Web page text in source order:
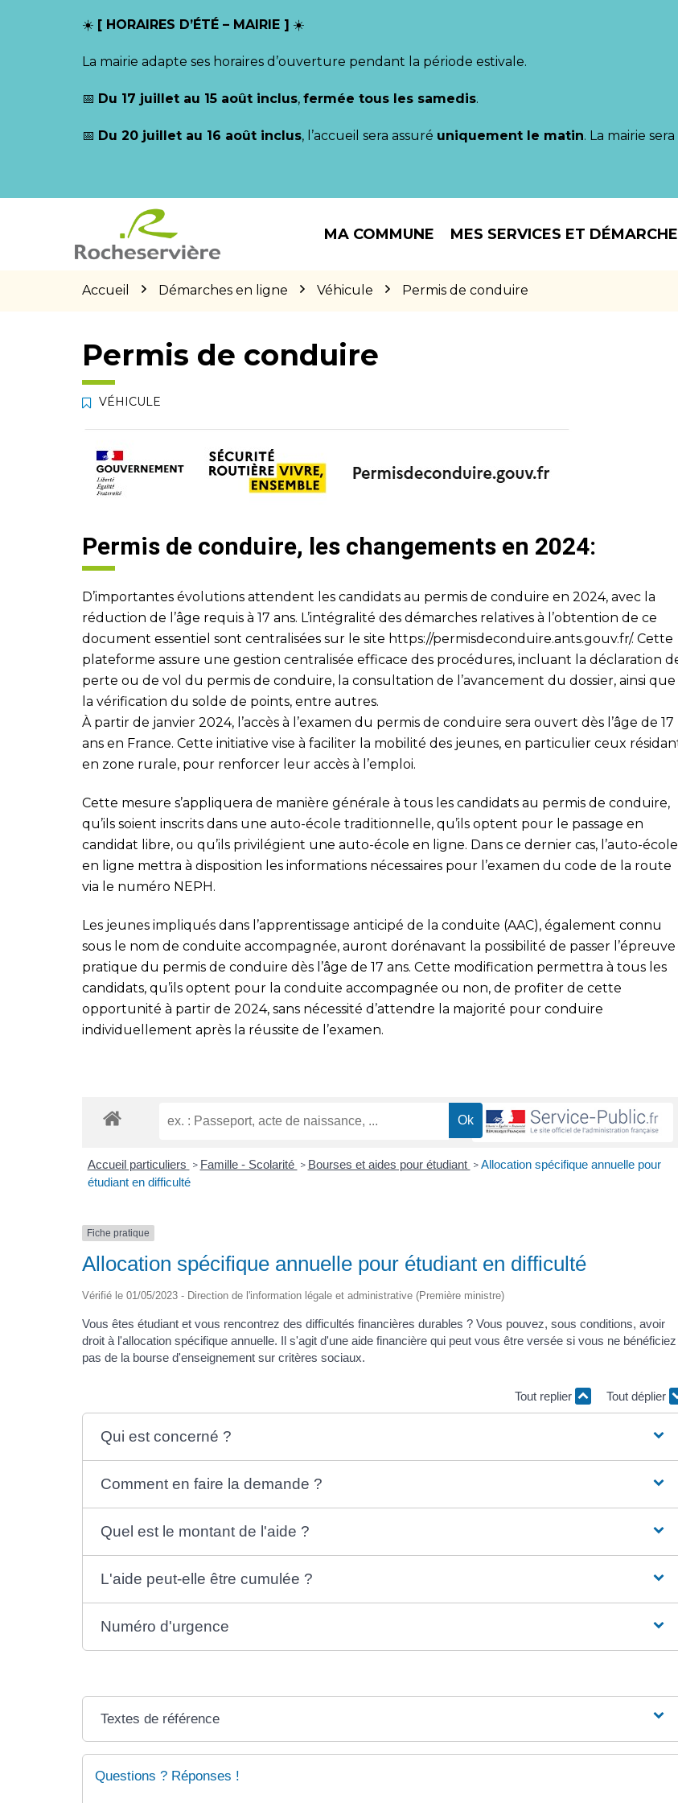
☀️ [ HORAIRES D’ÉTÉ – MAIRIE ] ☀️
La mairie adapte ses horaires d’ouverture pendant la période estivale.
📅 Du 17 juillet au 15 août inclus, fermée tous les samedis.
📅 Du 20 juillet au 16 août inclus, l’accueil sera assuré uniquement le matin. La mairie
MA COMMUNE MES SERVICES ET
Accueil Démarches en ligne Véhicule Permis de conduire
Permis de conduire
VÉHICULE
Permis de conduire, les changements en 2024:
D’importantes évolutions attendent les candidats au permis de conduire en 2024, avec la
réduction de l’âge requis à 17 ans. L’intégralité des démarches relatives à l’obtention de ce
document essentiel sont centralisées sur le site https://permisdeconduire.ants.gouv.fr/. Cette
plateforme assure une gestion centralisée efficace des procédures, incluant la déclaration
perte ou de vol du permis de conduire, la consultation de l’avancement du dossier, ainsi que
la vérification du solde de points, entre autres.
À partir de janvier 2024, l’accès à l’examen du permis de conduire sera ouvert dès l’âge de 17
ans en France. Cette initiative vise à faciliter la mobilité des jeunes, en particulier ceux
en zone rurale, pour renforcer leur accès à l’emploi.
Cette mesure s’appliquera de manière générale à tous les candidats au permis de conduire,
qu’ils soient inscrits dans une auto-école traditionnelle, qu’ils optent pour le passage en
candidat libre, ou qu’ils privilégient une auto-école en ligne. Dans ce dernier cas, l’auto-école
en ligne mettra à disposition les informations nécessaires pour l’examen du code de la route
via le numéro NEPH.
Les jeunes impliqués dans l’apprentissage anticipé de la conduite (AAC), également connu
sous le nom de conduite accompagnée, auront dorénavant la possibilité de passer l’épreuve
pratique du permis de conduire dès l’âge de 17 ans. Cette modification permettra à tous les
candidats, qu’ils optent pour la conduite accompagnée ou non, de profiter de cette
opportunité à partir de 2024, sans nécessité d’attendre la majorité pour conduire
individuellement après la réussite de l’examen.
Accueil particuliers > Famille - Scolarité > Bourses et aides pour étudiant > Allocation spécifique annuelle pour
étudiant en difficulté
Fiche pratique
Allocation spécifique annuelle pour étudiant en difficulté
Vérifié le 01/05/2023 - Direction de l'information légale et administrative (Première ministre)
Vous êtes étudiant et vous rencontrez des difficultés financières durables ? Vous pouvez, sous conditions, avoir
droit à l'allocation spécifique annuelle. Il s'agit d'une aide financière qui peut vous être versée si vous ne bénéficiez
pas de la bourse d'enseignement sur critères sociaux.
Tout replier Tout déplier
Qui est concerné ?
Comment en faire la demande ?
Quel est le montant de l'aide ?
L'aide peut-elle être cumulée ?
Numéro d'urgence
Textes de référence
Questions ? Réponses !